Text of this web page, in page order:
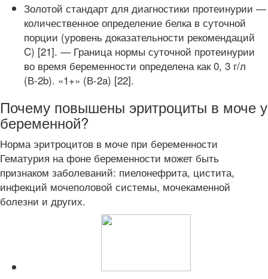
Золотой стандарт для диагностики протеинурии —
количественное определение белка в суточной
порции (уровень доказательности рекомендаций
C) [21]. — Граница нормы суточной протеинурии
во время беременности определена как 0, 3 г/л
(В-2b). «1+» (В-2a) [22].
Почему повышены эритроциты в моче у
беременной?
Норма эритроцитов в моче при беременности
Гематурия на фоне беременности может быть
признаком заболеваний: пиелонефрита, цистита,
инфекций мочеполовой системы, мочекаменной
болезни и других.